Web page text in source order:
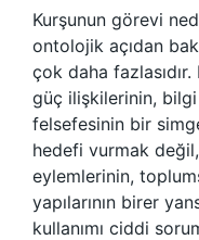
Kurşunun görevi
ontolojik açıdan
çok daha fazlasıdır.
güç ilişkilerinin, bilgi
felsefesinin bir
hedefi vurmak
eylemlerinin,
yapılarının birer
kullanımı ciddi